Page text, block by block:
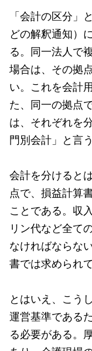
「会計の区分」
どの解釈通知）
る。同一法人で
場合は、その拠
い。これを会計
た、同一の拠点
は、それぞれを
門別会計」と言う
会計を分けると
点で、損益計算
ことである。収
リン代など全て
なければならな
書では求められ
とはいえ、こう
運営基準である
る必要がある。